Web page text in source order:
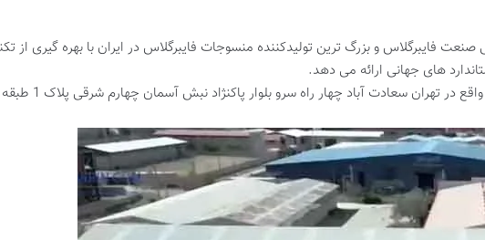
فایبرگلاس و بزرگ ترین تولیدکننده منسوجات فایبرگلاس در ایران با بهره گیری از
های جهانی ارائه می دهد.